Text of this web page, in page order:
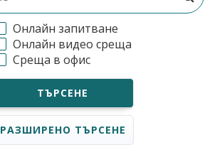
Онлайн запитване
Онлайн видео среща
Среща в офис
ТЪРСЕНЕ
РАЗШИРЕНО ТЪРСЕНЕ